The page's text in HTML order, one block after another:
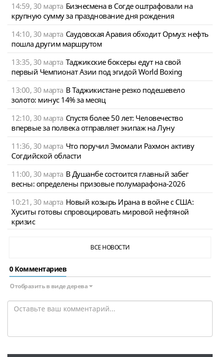
14:59, 30 марта Бизнесмена в Согде оштрафовали на
крупную сумму за празднование дня рождения
14:10, 30 марта Саудовская Аравия обходит Ормуз: нефть
пошла другим маршрутом
13:35, 30 марта Таджикские боксеры едут на свой
первый Чемпионат Азии под эгидой World Boxing
13:00, 30 марта В Таджикистане резко подешевело
золото: минус 14% за месяц
12:10, 30 марта Спустя более 50 лет: Человечество
впервые за полвека отправляет экипаж на Луну
11:36, 30 марта Что поручил Эмомали Рахмон активу
Согдийской области
11:00, 30 марта В Душанбе состоится главный забег
весны: определены призовые полумарафона-2026
10:21, 30 марта Новый козырь Ирана в войне с США:
Хуситы готовы спровоцировать мировой нефтяной
кризис
ВСЕ НОВОСТИ
0 Комментариев
Отобразить в виде дерева